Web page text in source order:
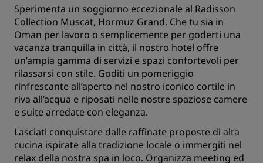
Sperimenta un soggiorno eccezionale al Radisson
Collection Muscat, Hormuz Grand. Che tu sia in
Oman per lavoro o semplicemente per goderti una
vacanza tranquilla in città, il nostro hotel offre
un’ampia gamma di servizi e spazi confortevoli per
rilassarsi con stile. Goditi un pomeriggio
rinfrescante all’aperto nel nostro iconico cortile in
riva all’acqua e riposati nelle nostre spaziose camere
e suite arredate con eleganza.
Lasciati conquistare dalle raffinate proposte di alta
cucina ispirate alla tradizione locale o immergiti nel
relax della nostra spa in loco. Organizza meeting ed